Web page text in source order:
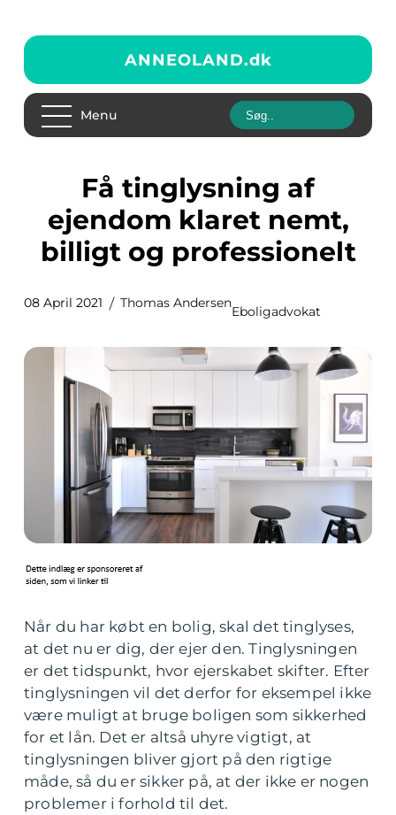
ANNEOLAND.dk
Menu
Få tinglysning af
ejendom klaret nemt,
billigt og professionelt
08 April 2021 Thomas Andersen
Eboligadvokat
Når du har købt en bolig, skal det tinglyses,
at det nu er dig, der ejer den. Tinglysningen
er det tidspunkt, hvor ejerskabet skifter. Efter
tinglysningen vil det derfor for eksempel ikke
være muligt at bruge boligen som sikkerhed
for et lån. Det er altså uhyre vigtigt, at
tinglysningen bliver gjort på den rigtige
måde, så du er sikker på, at der ikke er nogen
problemer i forhold til det.